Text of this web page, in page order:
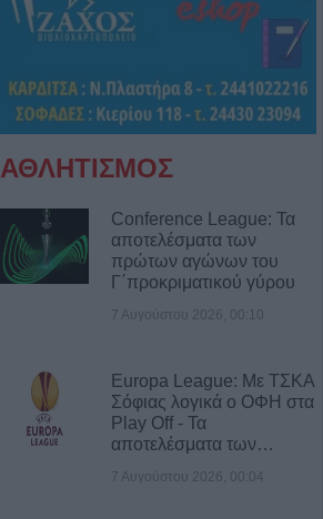
Ειδικός Αλλεργιολόγος 'Δημήτρης Ηλ. Κίτσος'
ΑΘΛΗΤΙΣΜΟΣ
Conference League: Τα
αποτελέσματα των
πρώτων αγώνων του
Γ΄προκριματικού γύρου
7 Αυγούστου 2026, 00:10
Europa League: Με ΤΣΚΑ
Σόφιας λογικά ο ΟΦΗ στα
Play Off - Τα
αποτελέσματα των…
7 Αυγούστου 2026, 00:04